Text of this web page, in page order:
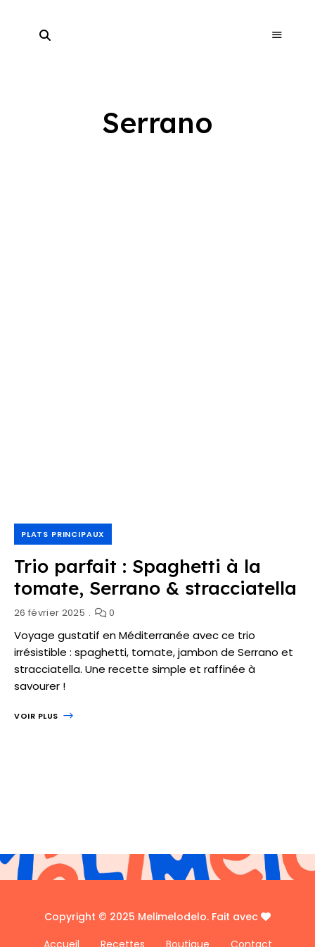
Serrano
PLATS PRINCIPAUX
Trio parfait : Spaghetti à la
tomate, Serrano & stracciatella
26 février 2025 0
Voyage gustatif en Méditerranée avec ce trio
irrésistible : spaghetti, tomate, jambon de Serrano et
stracciatella. Une recette simple et raffinée à
savourer !
VOIR PLUS
Copyright © 2025 Melimelodelo. Fait avec